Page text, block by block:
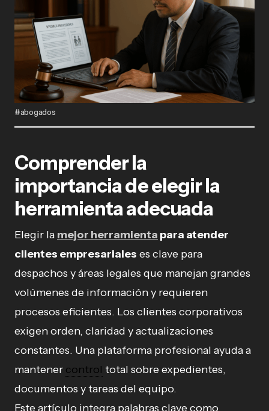
#abogados
Comprender la
importancia de elegir la
herramienta adecuada
Elegir la mejor herramienta para atender
clientes empresariales es clave para
despachos y áreas legales que manejan grandes
volúmenes de información y requieren
procesos eficientes. Los clientes corporativos
exigen orden, claridad y actualizaciones
constantes. Una plataforma profesional ayuda a
mantener control total sobre expedientes,
documentos y tareas del equipo.
Este artículo integra palabras clave como